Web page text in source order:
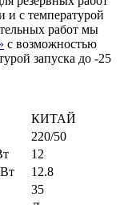
и с температурой
работ мы
с возможностью
запуска до -25
КИТАЙ
220/50
12
12.8
35